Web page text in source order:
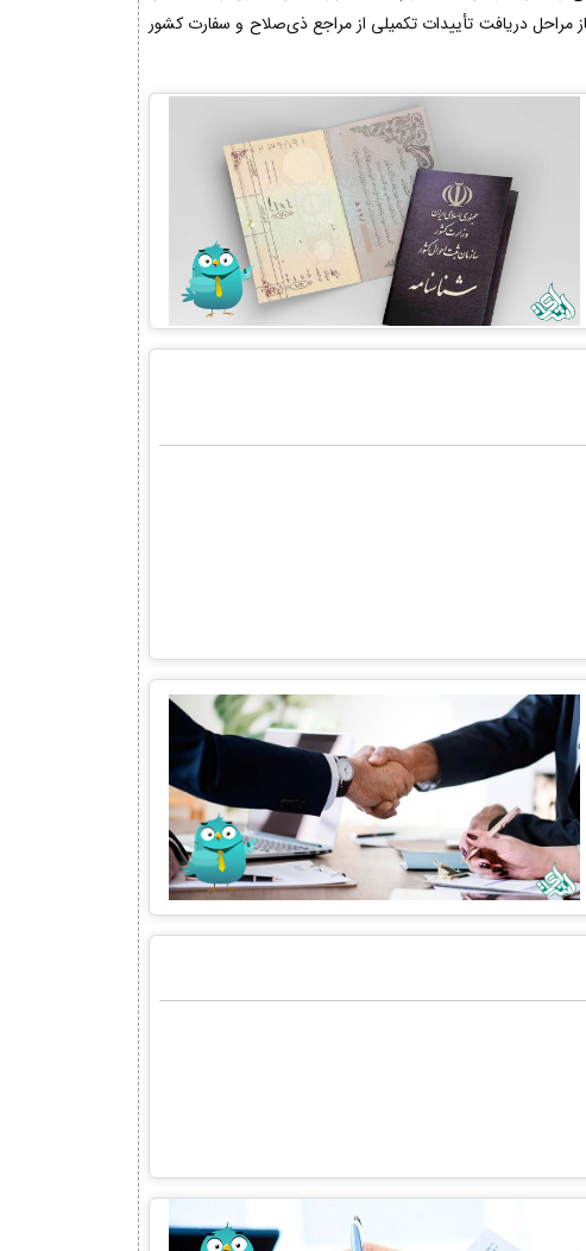
دریافت تأییدات تکمیلی از مراجع ذی‌صلاح و سفارت کشور